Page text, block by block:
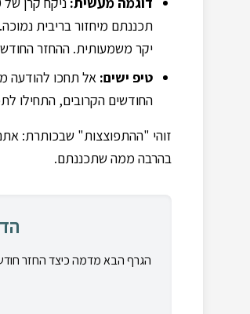
יקר משמעותית. ההחזר
טיפ ישים:
החודשים הקרובים, התחילו
זוהי "ההתפוצצות" שבכותרת:
בהרבה ממה שתכננתם.
הגרף הבא מדמה כיצד החזר